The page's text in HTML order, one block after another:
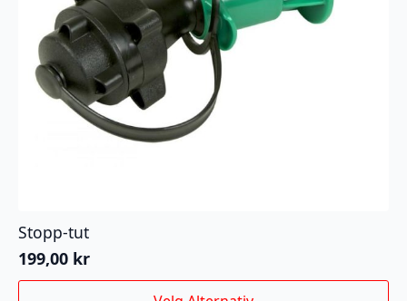
Stopp-tut
199,00 kr
Dette